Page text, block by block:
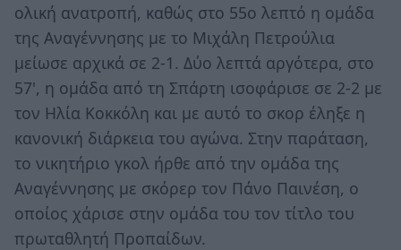
ολική ανατροπή, καθώς στο 55ο λεπτό η ομάδα
της Αναγέννησης με το Μιχάλη Πετρούλια
μείωσε αρχικά σε 2-1. Δύο λεπτά αργότερα, στο
57', η ομάδα από τη Σπάρτη ισοφάρισε σε 2-2 με
τον Ηλία Κοκκόλη και με αυτό το σκορ έληξε η
κανονική διάρκεια του αγώνα. Στην παράταση,
το νικητήριο γκολ ήρθε από την ομάδα της
Αναγέννησης με σκόρερ τον Πάνο Παινέση, ο
οποίος χάρισε στην ομάδα του τον τίτλο του
πρωταθλητή Προπαίδων.